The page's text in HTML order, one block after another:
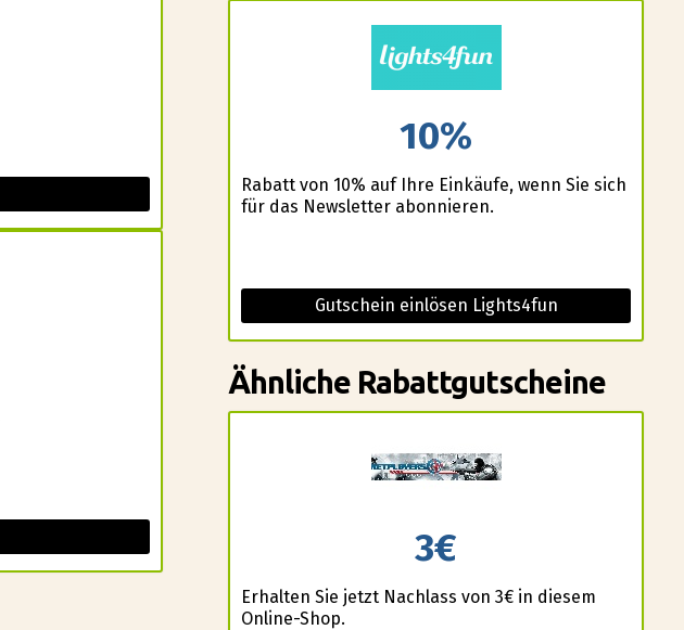
10%
Rabatt von 10% auf Ihre Einkäufe, wenn Sie sich
für das Newsletter abonnieren.
Gutschein einlösen Lights4fun
Ähnliche Rabattgutscheine
3€
Erhalten Sie jetzt Nachlass von 3€ in diesem
Online-Shop.